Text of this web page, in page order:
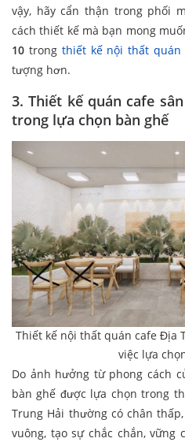
vậy, hãy cẩn thận trong phối
cách thiết kế mà bạn mong
10 trong thiết kế nội thất quán
tượng hơn.
3. Thiết kế quán cafe
trong lựa chọn bàn ghế
Thiết kế nội thất quán cafe Địa
việc lựa
Do ảnh hưởng từ phong cách
bàn ghế được lựa chọn trong
Trung Hải thường có chân
vuông, tạo sự chắc chắn, vững